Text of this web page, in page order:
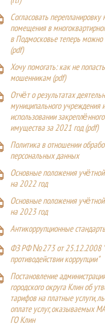
Согласовать перепланировку
помещения в
в Подмосковье теперь можно
(pdf)
Хочу помогать: как не
мошенникам (pdf)
Отчёт о результатах
муниципального учреждения
использовании
имущества за 2021 год (pdf)
Политика в отношении
персональных данных
Основные положения
на 2022 год
Основные положения
на 2023 год
Антикоррупционные
ФЗ РФ №273 от 25.12.2008
противодействии коррупции"
Постановление
городского округа Клин об
тарифов на платные услуги,
оплате услуг, оказываемых
ГО Клин